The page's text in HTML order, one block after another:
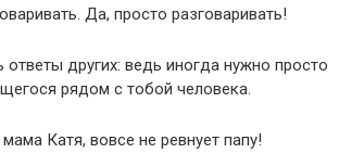
Да, просто разговаривать!
ответы других: ведь иногда нужно просто
рядом с тобой человека.
Катя, вовсе не ревнует папу!